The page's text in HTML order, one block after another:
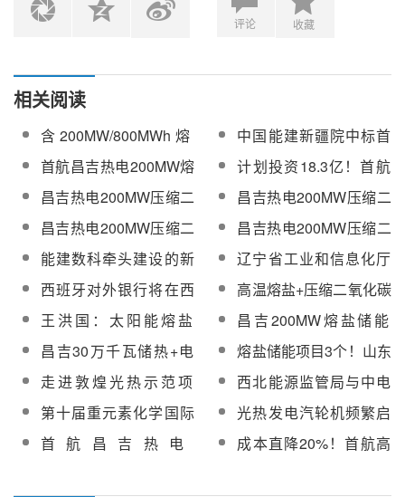
评论 收藏
相关阅读
含200MW/800MWh熔
盐储能！首航昌吉热电
30万千瓦储热+独立储
能项目可研及勘察设计
招标
中国能建新疆院中标首
航昌吉热电200MW熔盐
储能+100MW电化学储
能项目可研及勘察设计
首航昌吉热电200MW熔
盐储能+100MW电化学
储能项目开工！
计划投资18.3亿！首航
昌吉热电
200MW/800MWh压缩
二氧化碳热泵熔盐储能
项目工程总承包招标
昌吉热电200MW压缩二
氧化碳热泵熔盐储能
+100MW电化学储能发
电项目工程监理招标
昌吉热电200MW压缩二
氧化碳热泵熔盐储能
+100MW电化学储能发
电项目工程监理中标公
示
昌吉热电200MW压缩二
氧化碳热泵熔盐储能
+100MW电化学储能发
电项目工程总承包中标
候选人公示
昌吉热电200MW压缩二
氧化碳热泵熔盐储能
+100MW电化学储能发
电项目检测服务竞争性
磋商公告
能建数科牵头建设的新
型熔盐中试验证平台入
选国务院国资委重要名
录！
辽宁省工业和信息化厅
召开全省熔盐储热创新
技术交流会
西班牙对外银行将在西
班牙开发熔盐储能项目
高温熔盐+压缩二氧化碳
复合储能！首航昌吉30
万千瓦储热+电化学储能
项目正全速推进
王洪国：太阳能熔盐
（硝基型）典型安全性
问题研究与分析
昌吉200MW熔盐储能
+100MW电化学储能项
目双背压汽轮机设备采
购
昌吉30万千瓦储热+电
化学储能项目熔盐汽轮
发电机设备采购
熔盐储能项目3个！山东
2025年度新型储能入库
项目公示
走进敦煌光热示范项
目！全国政协海外列席
华侨考察团在敦煌考察
西北能源监管局与中电
联调研首航节能100MW
熔盐塔式光热项目
第十届重元素化学国际
研讨会嘉宾参观敦煌首
航100MW光热电站
光热发电汽轮机频繁启
停灵活性研究
首航昌吉热电
成本直降20%！首航高